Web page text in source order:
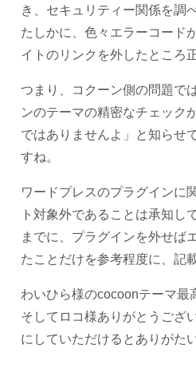
き、セキュリティー関係を調
たしかに、色々エラーコード
イトのリンクを外したところ
つまり、コクーン側の問題で
ンのテーマの精密なチェック
ではありませんよ」と知らせ
すね。
ワードプレスのプラグインに
ト対象外であることは承知し
までに、プラグインを外せば
たことだけを参考程度に、記
わいひら様のcocoonテーマ最
そしてロコ様ありがとうござ
にしていただけるとありがた